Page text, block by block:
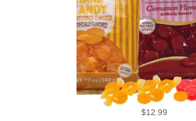
$12.99